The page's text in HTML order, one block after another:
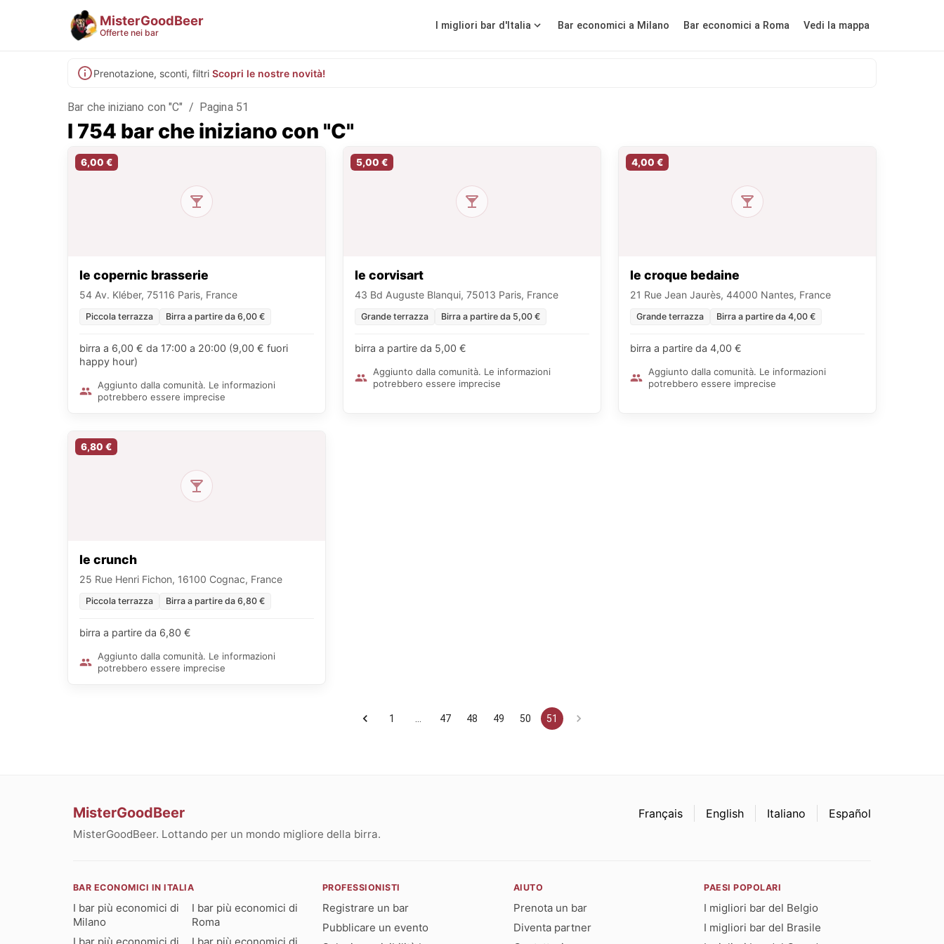
MisterGoodBeer
Offerte nei bar
I migliori bar d'Italia Bar economici a Milano Bar economici a Roma Vedi la mappa
Prenotazione, sconti, filtri Scopri le nostre novità!
Bar che iniziano con "C" / Pagina 51
I 754 bar che iniziano con "C"
6,00 €
le copernic brasserie
54 Av. Kléber, 75116 Paris, France
Piccola terrazza Birra a partire da 6,00 €
birra a 6,00 € da 17:00 a 20:00 (9,00 € fuori
happy hour)
Aggiunto dalla comunità. Le informazioni
potrebbero essere imprecise
5,00 €
le corvisart
43 Bd Auguste Blanqui, 75013 Paris, France
Grande terrazza Birra a partire da 5,00 €
birra a partire da 5,00 €
Aggiunto dalla comunità. Le informazioni
potrebbero essere imprecise
4,00 €
le croque bedaine
21 Rue Jean Jaurès, 44000 Nantes, France
Grande terrazza Birra a partire da 4,00 €
birra a partire da 4,00 €
Aggiunto dalla comunità. Le informazioni
potrebbero essere imprecise
6,80 €
le crunch
25 Rue Henri Fichon, 16100 Cognac, France
Piccola terrazza Birra a partire da 6,80 €
birra a partire da 6,80 €
Aggiunto dalla comunità. Le informazioni
potrebbero essere imprecise
1 47 48 49 50 51
MisterGoodBeer
MisterGoodBeer. Lottando per un mondo migliore della birra.
Français English Italiano Español
BAR ECONOMICI IN ITALIA
I bar più economici di
Milano
I bar più economici di
Roma
PROFESSIONISTI
Registrare un bar
Pubblicare un evento
AIUTO
Prenota un bar
Diventa partner
PAESI POPOLARI
I migliori bar del Belgio
I migliori bar del Brasile